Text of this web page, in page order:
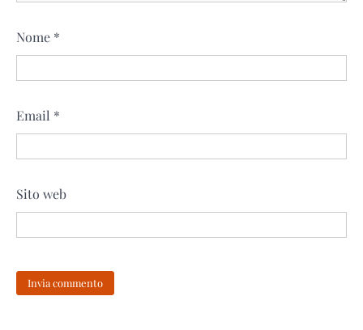
Nome *
Email *
Sito web